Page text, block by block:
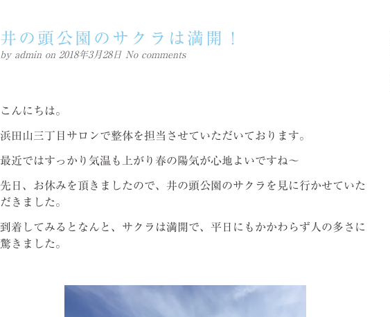
井の頭公園のサクラは満開！
by admin on 2018年3月28日 No comments
こんにちは。
浜田山三丁目サロンで整体を担当させていただいております。
最近ではすっかり気温も上がり春の陽気が心地よいですね～
先日、お休みを頂きましたので、井の頭公園のサクラを見に行かせていた
だきました。
到着してみるとなんと、サクラは満開で、平日にもかかわらず人の多さに
驚きました。